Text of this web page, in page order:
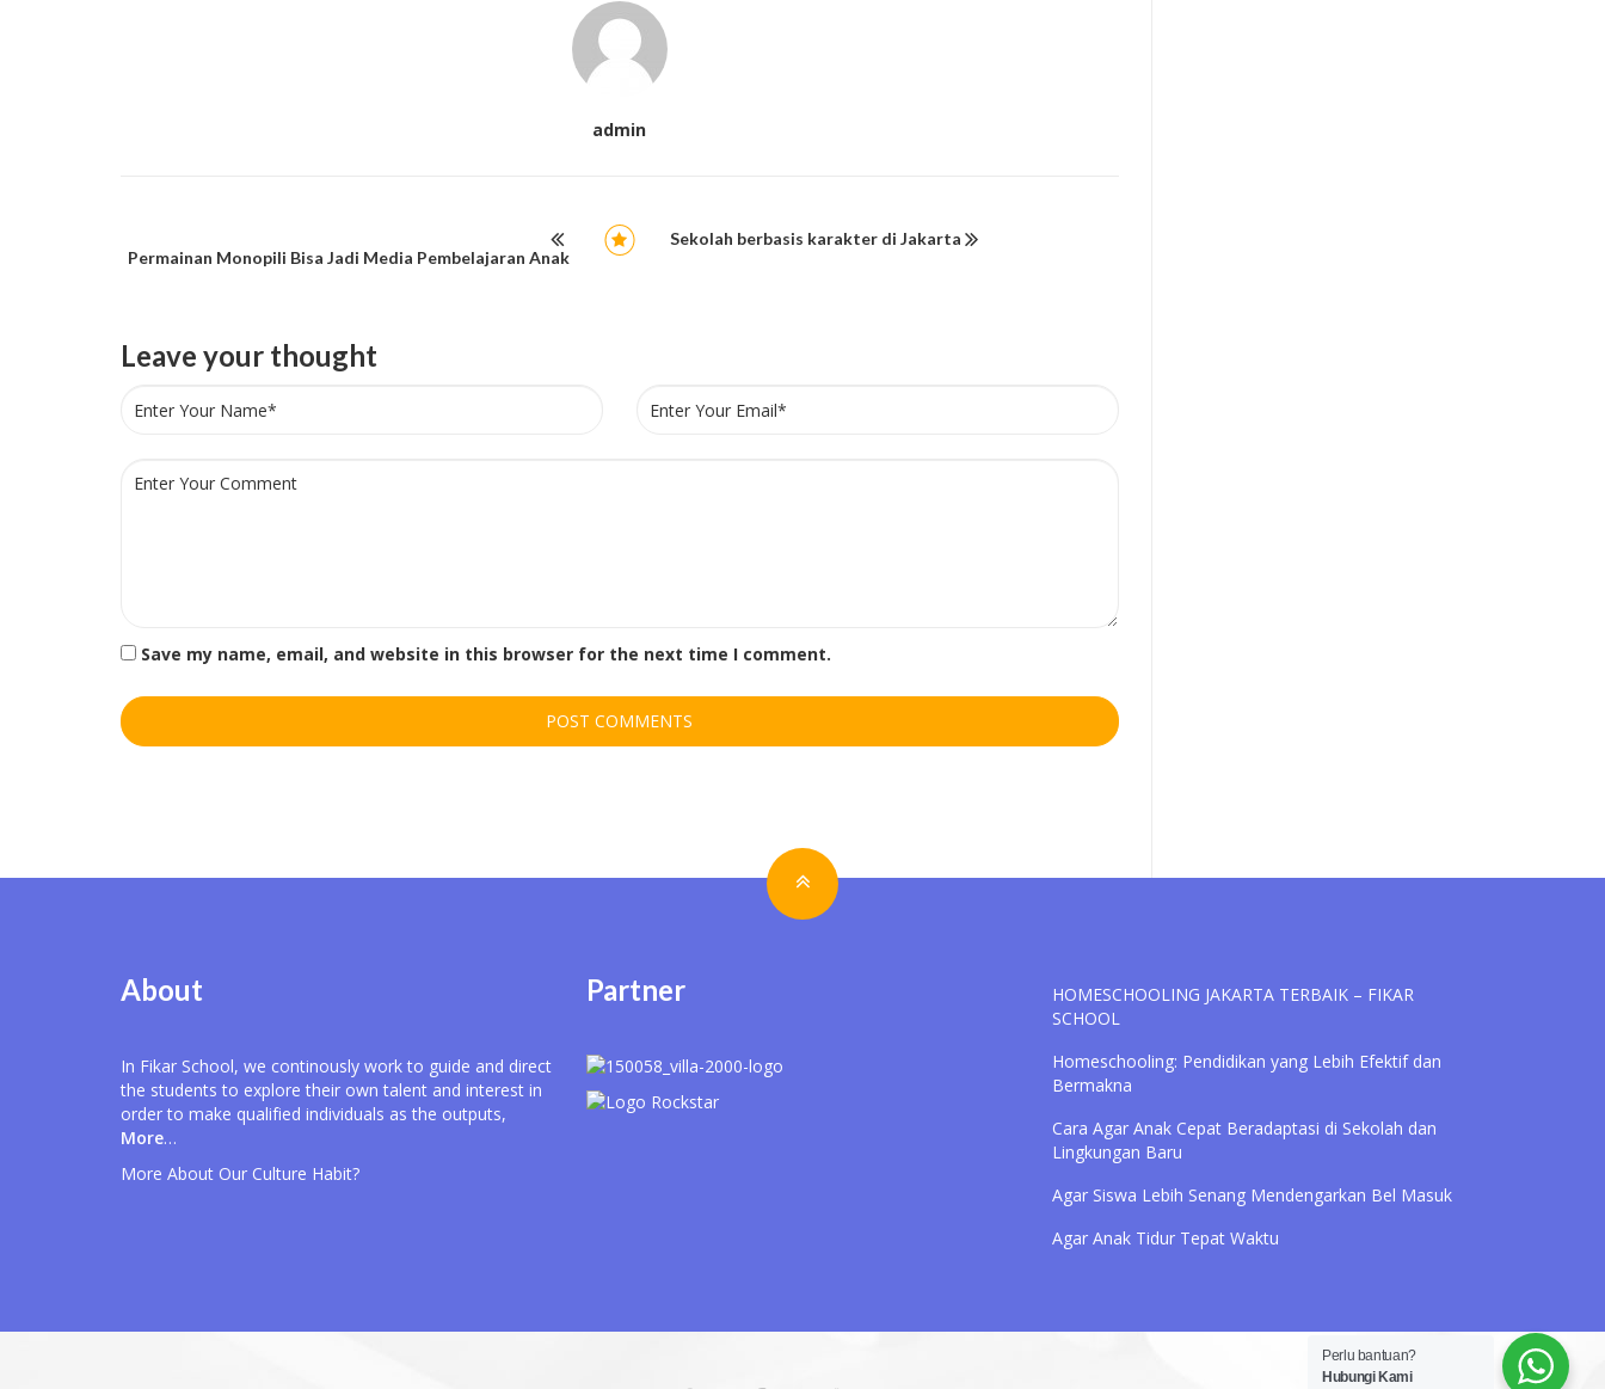
admin
Permainan Monopili Bisa Jadi Media Pembelajaran Anak
Sekolah berbasis karakter di Jakarta
Leave your thought
Save my name, email, and website in this browser for the next time I comment.
About
In Fikar School, we continously work to guide and direct
the students to explore their own talent and interest in
order to make qualified individuals as the outputs,
More…
More About Our Culture Habit?
Partner
HOMESCHOOLING JAKARTA TERBAIK – FIKAR
SCHOOL
Homeschooling: Pendidikan yang Lebih Efektif dan
Bermakna
Cara Agar Anak Cepat Beradaptasi di Sekolah dan
Lingkungan Baru
Agar Siswa Lebih Senang Mendengarkan Bel Masuk
Agar Anak Tidur Tepat Waktu
Perlu bantuan?
Hubungi Kami